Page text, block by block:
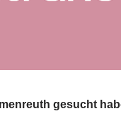
gesucht